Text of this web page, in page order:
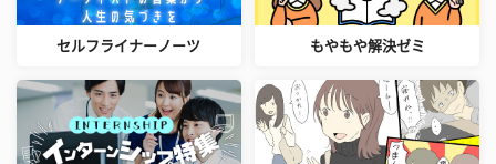
セルフライナーノーツ もやもや解決ゼミ